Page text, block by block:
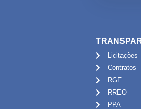
Licitações
Contratos
RGF
RREO
PPA